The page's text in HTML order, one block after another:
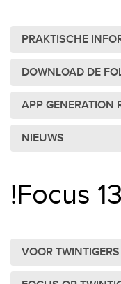
PRAKTISCHE
DOWNLOAD DE
APP GENERATION
NIEUWS
!Focus
VOOR TWINTIGERS